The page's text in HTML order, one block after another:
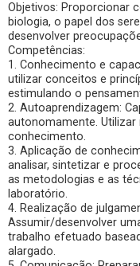
Objetivos: Proporcionar
biologia, o papel dos
desenvolver
Competências:
1. Conhecimento e
utilizar conceitos e
estimulando o
2. Autoaprendizagem:
autonomamente.
conhecimento.
3. Aplicação de
analisar, sintetizar e
as metodologias e as
laboratório.
4. Realização de
Assumir/desenvolver
trabalho efetuado
alargado.